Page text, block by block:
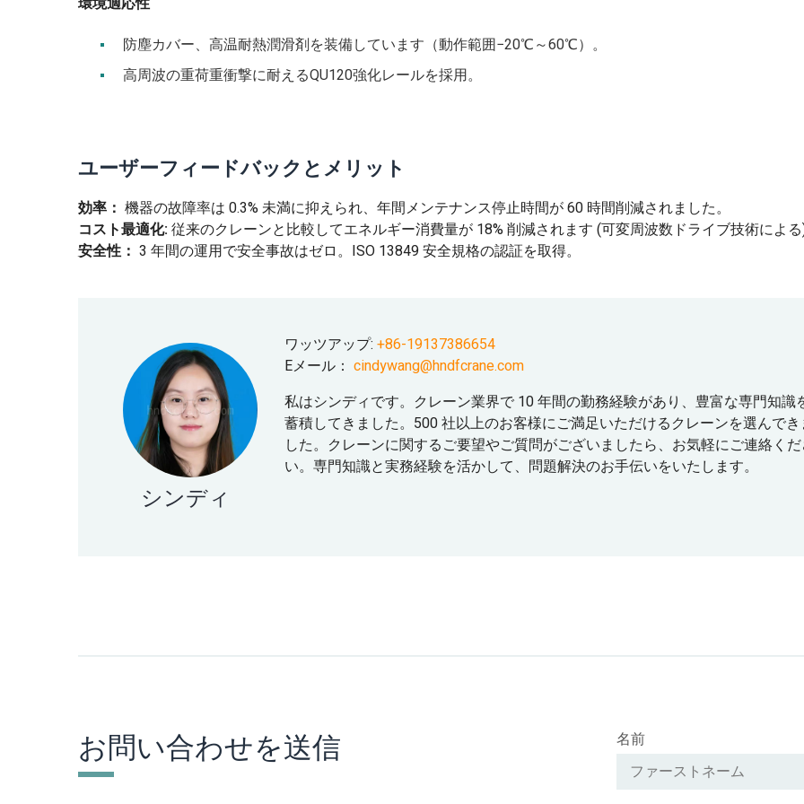
防塵カバー、高温耐熱潤滑剤を装備しています（動作範囲−20℃～60℃）。
高周波の重荷重衝撃に耐えるQU120強化レールを採用。
ユーザーフィードバックとメリット
効率： 機器の故障率は 0.3% 未満に抑えられ、年間メンテナンス停止時間が 60 時間削減されました。
コスト最適化: 従来のクレーンと比較してエネルギー消費量が 18% 削減されます (可変周波数ドライブ技術によ
安全性： 3 年間の運用で安全事故はゼロ。ISO 13849 安全規格の認証を取得。
シンディ
ワッツアップ: +86-19137386654
Eメール： cindywang@hndfcrane.com
私はシンディです。クレーン業界で 10 年間の勤務経験があり、豊富な専門知識
蓄積してきました。500 社以上のお客様にご満足いただけるクレーンを選んで
した。クレーンに関するご要望やご質問がございましたら、お気軽にご連絡く
い。専門知識と実務経験を活かして、問題解決のお手伝いをいたします。
お問い合わせを送信 名前